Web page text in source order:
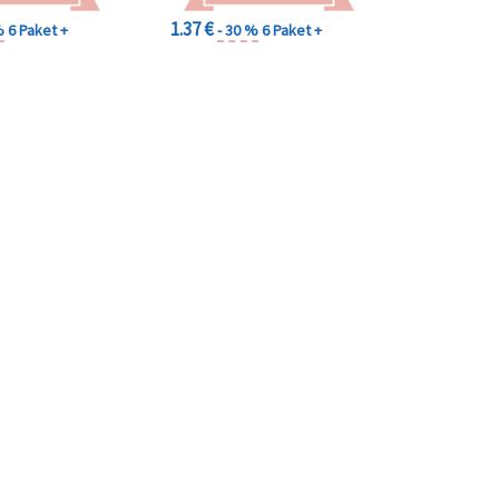
6 Paket + 1.37 €- 30 %6 Paket +